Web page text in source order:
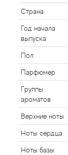
Страна
Год начала
выпуска
Пол
Парфюмер
Группы
ароматов
Верхние ноты
Ноты сердца
Ноты базы
Al Jazeera
Alaia Paris
Alexander
Alexandre
Alexandre J
Alfred Dunhill